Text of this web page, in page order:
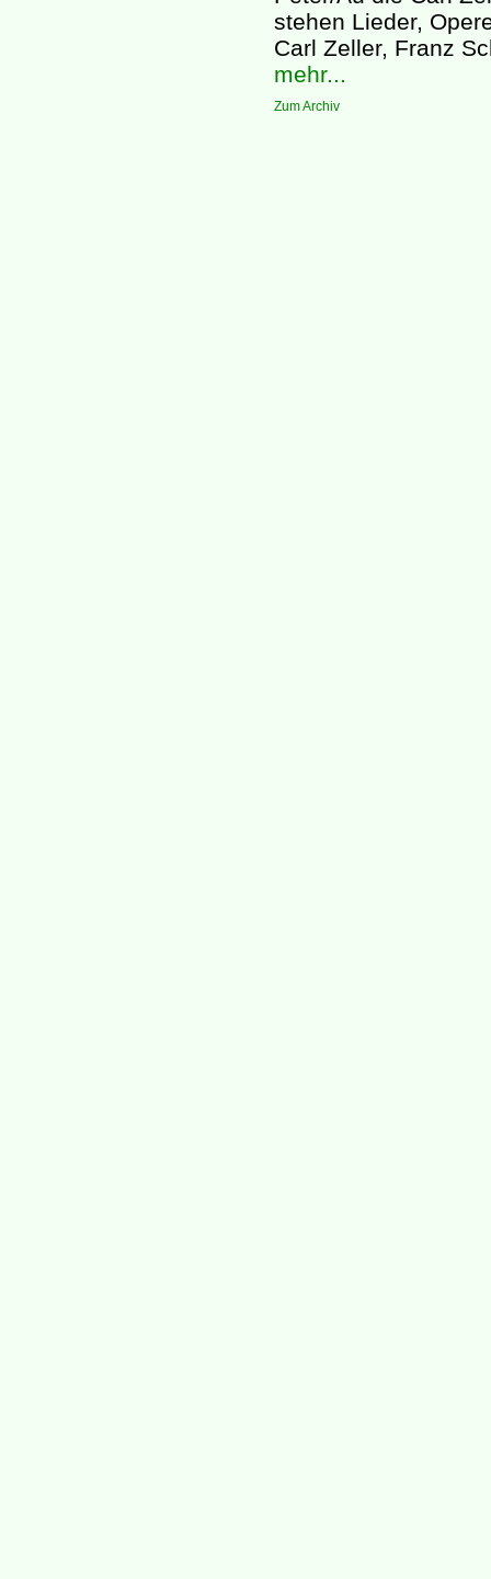
stehen Lieder,
Carl Zeller, Franz
mehr...
Zum Archiv